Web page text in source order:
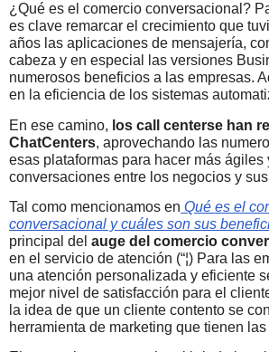
¿Qué es el comercio conversacional?
es clave remarcar el crecimiento que
años las aplicaciones de mensajería,
cabeza y en especial las versiones
numerosos beneficios a las empresas.
en la eficiencia de los sistemas
En ese camino, los call centerse han
ChatCenters, aprovechando las
esas plataformas para hacer más ágiles
conversaciones entre los negocios y
Tal como mencionamos en Qué es el
conversacional y cuáles son sus
principal del auge del comercio
en el servicio de atención (“¦) Para las
una atención personalizada y eficiente
mejor nivel de satisfacción para el
la idea de que un cliente contento se
herramienta de marketing que tienen las